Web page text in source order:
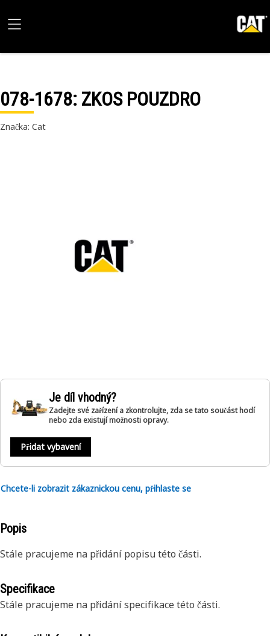
078-1678: ZKOS POUZDRO
Značka: Cat
Je díl vhodný?
Zadejte své zařízení a zkontrolujte, zda se tato součást hodí
nebo zda existují možnosti opravy.
Přidat vybavení
Chcete-li zobrazit zákaznickou cenu, přihlaste se
Popis
Stále pracujeme na přidání popisu této části.
Specifikace
Stále pracujeme na přidání specifikace této části.